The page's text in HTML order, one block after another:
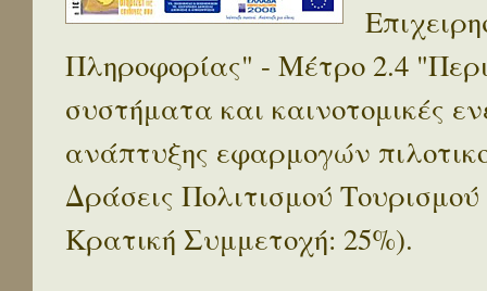
Πληροφορίας" - Μέτρο 2.4
συστήματα και καινοτομικές
ανάπτυξης εφαρμογών
Δράσεις Πολιτισμού
Κρατική Συμμετοχή: 25%).